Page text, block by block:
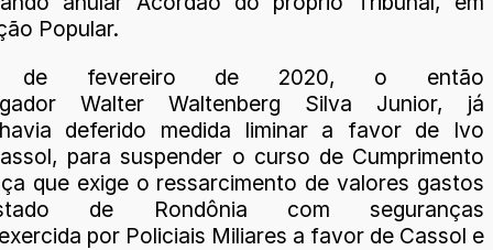
Popular.
de fevereiro de 2020, o então
Walter Waltenberg Silva Junior, já
deferido medida liminar a favor de Ivo
para suspender o curso de Cumprimento
que exige o ressarcimento de valores gastos
de Rondônia com seguranças
por Policiais Miliares a favor de Cassol e